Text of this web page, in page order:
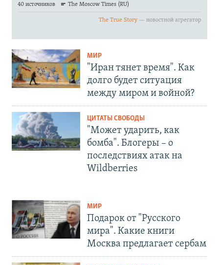
МИР
"Иран тянет время". Как
долго будет ситуация
между миром и войной?
ЦИТАТЫ СВОБОДЫ
"Может ударить, как
бомба". Блогеры – о
последствиях атак на
Wildberries
МИР
Подарок от "Русского
мира". Какие книги
Москва предлагает сербам